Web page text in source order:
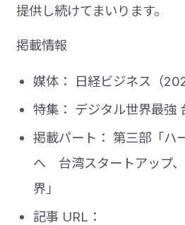
提供し続けてまいります。
掲載情報
媒体： 日経ビジネス（
特集： デジタル世界最強
掲載パート： 第三部「ハ
へ 台湾スタートアップ
界」
記事 URL：